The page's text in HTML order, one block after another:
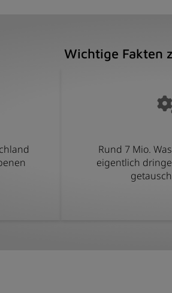
Wichtige Fakten
Rund 7 Mio.
eigentlich